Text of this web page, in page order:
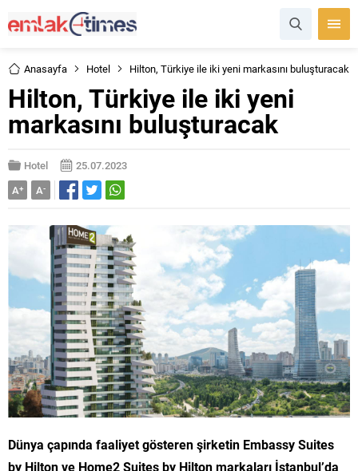
Anasayfa Hotel Hilton, Türkiye ile iki yeni markasını buluşturacak
Hilton, Türkiye ile iki yeni
markasını buluşturacak
Hotel
25.07.2023
A+ A-
Dünya çapında faaliyet gösteren şirketin Embassy Suites
by Hilton ve Home2 Suites by Hilton markaları İstanbul’da